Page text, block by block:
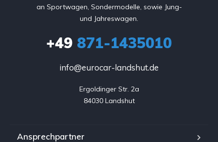
an Sportwagen, Sondermodelle, sowie Jung-
und Jahreswagen.
+49 871-1435010
info@eurocar-landshut.de
Ergoldinger Str. 2a
84030 Landshut
Ansprechpartner